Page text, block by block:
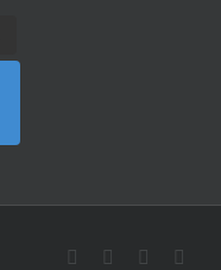
FacebookInstagramLinkedIn